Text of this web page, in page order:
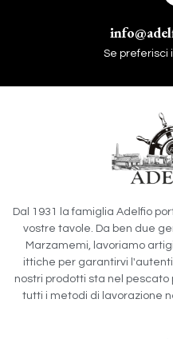
Se preferisci
Dal 1931 la famiglia Adelfio
vostre tavole. Da ben due
Marzamemi, lavoriamo
ittiche per garantirvi
nostri prodotti sta nel pescato
tutti i metodi di lavorazione